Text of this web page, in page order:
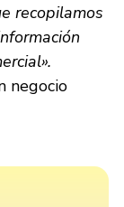
recopilamos
negocio